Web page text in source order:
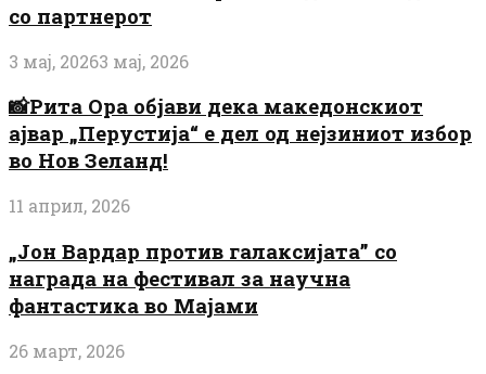
со партнерот
3 мај, 20263 мај, 2026
📸Рита Ора објави дека македонскиот
ајвар „Перустија“ е дел од нејзиниот избор
во Нов Зеланд!
11 април, 2026
„Јон Вардар против галаксијата” со
награда на фестивал за научна
фантастика во Мајами
26 март, 2026